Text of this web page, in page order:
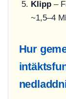
Klipp–
~1,5–4
Hur